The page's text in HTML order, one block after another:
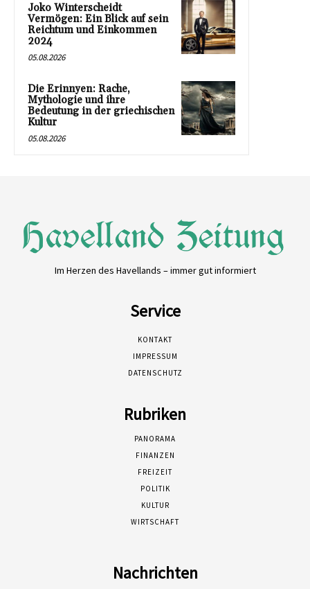
Joko Winterscheidt
Vermögen: Ein Blick auf sein
Reichtum und Einkommen
2024
05.08.2026
Die Erinnyen: Rache,
Mythologie und ihre
Bedeutung in der griechischen
Kultur
05.08.2026
Im Herzen des Havellands – immer gut informiert
Service
KONTAKT
IMPRESSUM
DATENSCHUTZ
Rubriken
PANORAMA
FINANZEN
FREIZEIT
POLITIK
KULTUR
WIRTSCHAFT
Nachrichten